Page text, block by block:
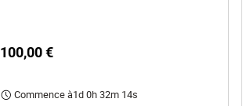
100,00 €
Commence à1d 0h 32m 13s